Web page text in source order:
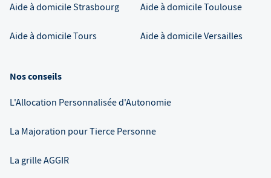
Aide à domicileStrasbourg Aide à domicileToulouse
Aide à domicileTours Aide à domicileVersailles
Nos conseils
L'Allocation Personnalisée d'Autonomie
La Majoration pour Tierce Personne
La grille AGGIR